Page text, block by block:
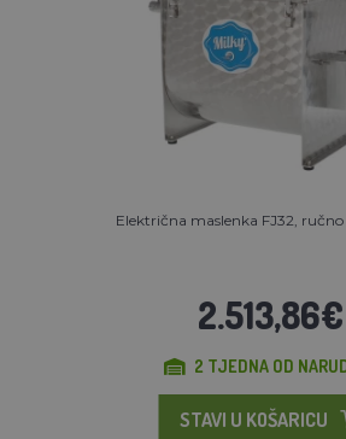
Električna maslenka FJ32,
2.513,86€
2 TJEDNA OD
STAVI U KOŠARICU